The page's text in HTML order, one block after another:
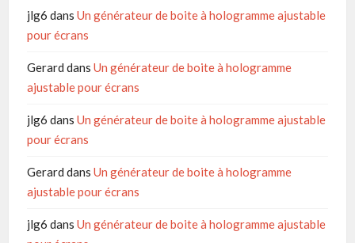
jlg6 dans Un générateur de boite à hologramme ajustable
pour écrans
Gerard dans Un générateur de boite à hologramme
ajustable pour écrans
jlg6 dans Un générateur de boite à hologramme ajustable
pour écrans
Gerard dans Un générateur de boite à hologramme
ajustable pour écrans
jlg6 dans Un générateur de boite à hologramme ajustable